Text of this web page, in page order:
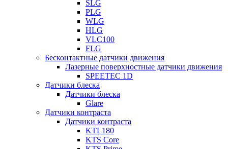
SLG
PLG
WLG
HLG
VLC100
FLG
Бесконтактные датчики движения
Лазерные поверхностные датчики движения
SPEETEC 1D
Датчики блеска
Датчики блеска
Glare
Датчики контраста
Датчики контраста
KTL180
KTS Core